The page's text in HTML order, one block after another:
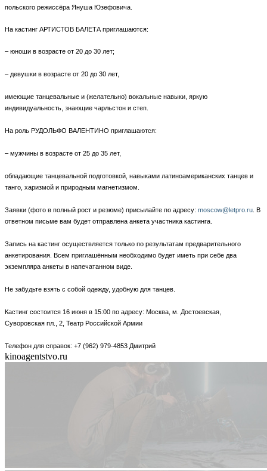
польского режиссёра Януша Юзефовича.
На кастинг АРТИСТОВ БАЛЕТА приглашаются:
– юноши в возрасте от 20 до 30 лет;
– девушки в возрасте от 20 до 30 лет,
имеющие танцевальные и (желательно) вокальные навыки, яркую
индивидуальность, знающие чарльстон и степ.
На роль РУДОЛЬФО ВАЛЕНТИНО приглашаются:
– мужчины в возрасте от 25 до 35 лет,
обладающие танцевальной подготовкой, навыками латиноамериканских танцев и
танго, харизмой и природным магнетизмом.
Заявки (фото в полный рост и резюме) присылайте по адресу: moscow@letpro.ru . В
ответном письме вам будет отправлена анкета участника кастинга.
Запись на кастинг осуществляется только по результатам предварительного
анкетирования. Всем приглашённым необходимо будет иметь при себе два
экземпляра анкеты в напечатанном виде.
Не забудьте взять с собой одежду, удобную для танцев.
Кастинг состоится 16 июня в 15:00 по адресу: Москва, м. Достоевская,
Суворовская пл., 2, Театр Российской Армии
Телефон для справок: +7 (962) 979-4853 Дмитрий
kinoagentstvo.ru